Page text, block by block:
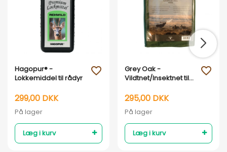
Hagopur® -
Lokkemiddel til rådyr
299,00 DKK
På lager
Læg i kurv
favorite_outline
Grey Oak -
Vildtnet/Insektnet til
Sika
295,00 DKK
På lager
Læg i kurv
favorite_outline